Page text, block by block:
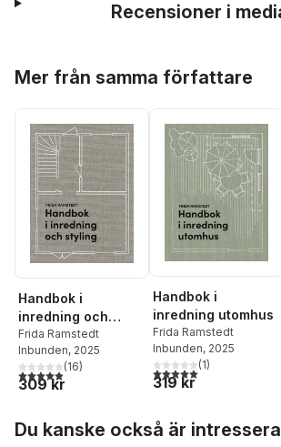
Recensioner i
Mer från samma författare
Handbok i
inredning och
styling
Frida Ramstedt
Inbunden, 2025
4,9utav 5 stjärnor. Totalt antal röster:
(16)
309 kr
Handbok i
inredning utomhus
Frida Ramstedt
Inbunden, 2025
5,0utav 5 stjärnor.
(1)
319 kr
Du kanske också är